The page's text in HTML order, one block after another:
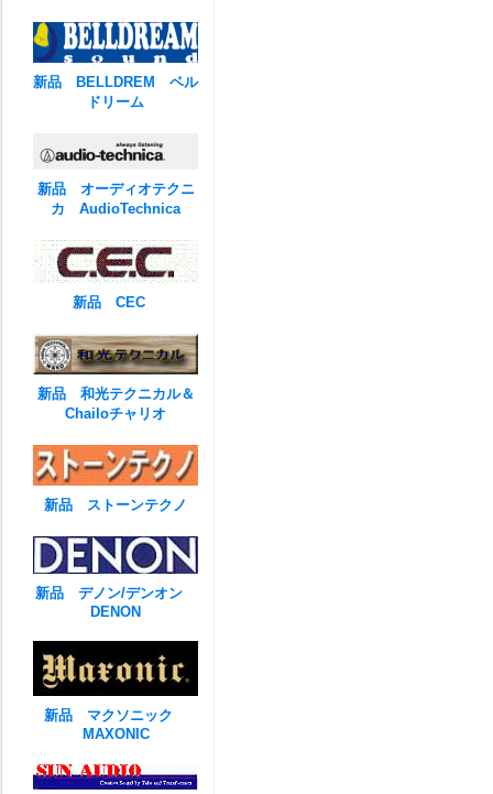
新品 BELLDREM ベル
ドリーム
新品 オーディオテクニ
カ AudioTechnica
新品 CEC
新品 和光テクニカル＆
Chailoチャリオ
新品 ストーンテクノ
新品 デノン/デンオン
DENON
新品 マクソニック
MAXONIC